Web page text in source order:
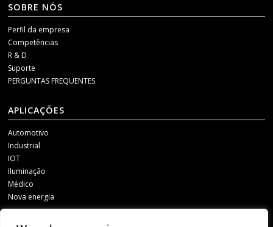
SOBRE NÓS
Perfil da empresa
Competências
R & D
Suporte
PERGUNTAS FREQUENTES
APLICAÇÕES
Automotivo
Industrial
IOT
Iluminação
Médico
Nova energia